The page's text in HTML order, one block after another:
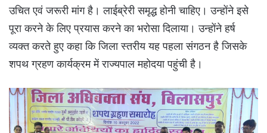
उचित एवं जरूरी मांग है। लाईब्रेरी समृद्ध होनी चाहिए। उन्होंने इसे
पूरा करने के लिए प्रयास करने का भरोसा दिलाया। उन्होंने हर्ष
व्यक्त करते हुए कहा कि जिला स्तरीय यह पहला संगठन है जिसके
शपथ ग्रहण कार्यक्रम में राज्यपाल महोदया पहुंची है।